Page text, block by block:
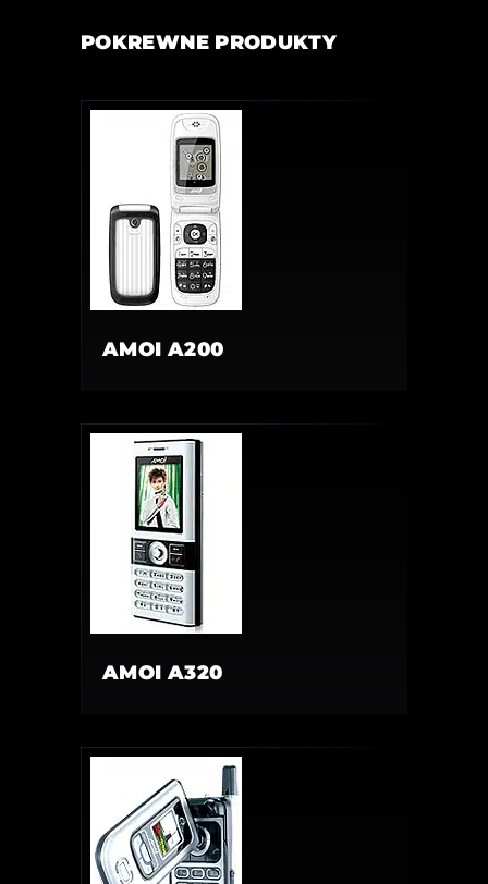
POKREWNE PRODUKTY
AMOI A200
AMOI A320